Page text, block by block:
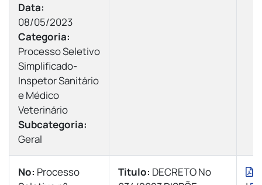
Data:
08/05/2023
Categoria:
Processo Seletivo
Simplificado-
Inspetor Sanitário
e Médico
Veterinário
Subcategoria:
Geral
Nº: Processo
Titulo: DECRETO Nº